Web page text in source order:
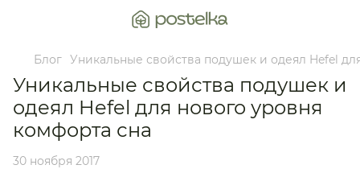
Блог Уникальные свойства подушек и одеял Hefel
Уникальные свойства подушек и
одеял Hefel для нового уровня
комфорта сна
30 ноября 2017